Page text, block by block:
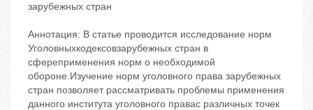
зарубежных стран
Аннотация: В статье проводится исследование норм
Уголовныхкодексовзарубежных стран в
сфереприменения норм о необходимой
обороне.Изучение норм уголовного права зарубежных
стран позволяет рассматривать проблемы применения
данного института уголовного правас различных точек